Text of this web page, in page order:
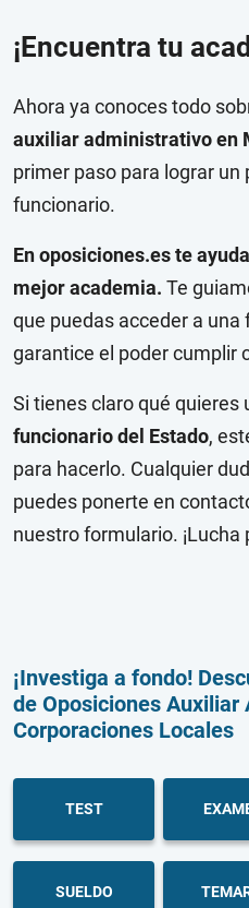
¡Encuentra tu
Ahora ya conoces todo
auxiliar administrativo en
primer paso para lograr
funcionario.
En oposiciones.es te
mejor academia. Te
que puedas acceder a una
garantice el poder cumplir
Si tienes claro qué quieres
funcionario del Estado,
para hacerlo. Cualquier
puedes ponerte en
nuestro formulario. ¡Lucha
¡Investiga a fondo!
de Oposiciones
Corporaciones Locales
TEST
SUELDO